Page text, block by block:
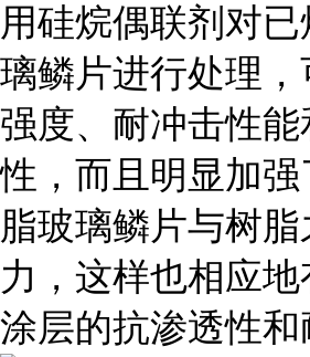
用硅烷偶联剂对
璃鳞片进行处理
强度、耐冲击性
性，而且明显加
脂玻璃鳞片与树
力，这样也相应地
涂层的抗渗透性和